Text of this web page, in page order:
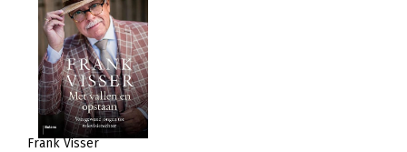
Frank Visser